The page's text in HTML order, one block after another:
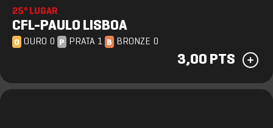
25º LUGAR
CFL-PAULO LISBOA
O OURO 0 P PRATA 1 B BRONZE 0
3,00 PTS